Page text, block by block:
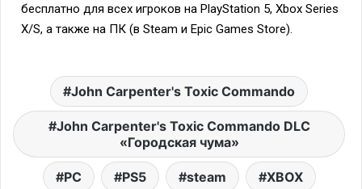
бесплатно для всех игроков на PlayStation 5, Xbox Series
X/S, а также на ПК (в Steam и Epic Games Store).
John Carpenter's Toxic Commando
John Carpenter's Toxic Commando DLC
«Городская чума»
PC PS5 steam XBOX